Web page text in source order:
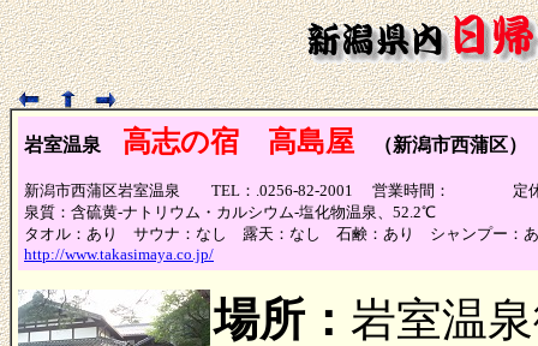
岩室温泉 高志の宿 高島屋 （新潟市西蒲区
新潟市西蒲区岩室温泉 TEL：.0256-82-2001 営業時間： 定休
泉質：含硫黄-ナトリウム・カルシウム-塩化物温泉、52.2℃
タオル：あり サウナ：なし 露天：なし 石鹸：あり シャンプー
http://www.takasimaya.co.jp/
場所： 岩室温